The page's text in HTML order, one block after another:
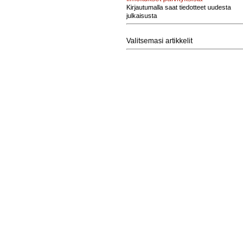
Kirjautumalla saat tiedotteet uudesta
julkaisusta
Valitsemasi artikkelit